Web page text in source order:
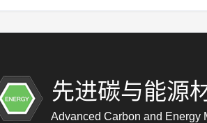
先进碳与能源
Advanced Carbon and Energy